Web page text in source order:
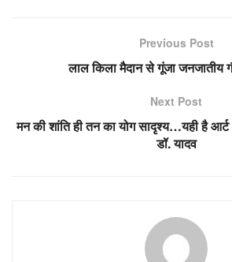
Previous Post
लाल किला मैदान से गूंजा जनजातीय
Next Post
मन की शांति ही तन का योग सादृश्य…यही है
डॉ. यादव